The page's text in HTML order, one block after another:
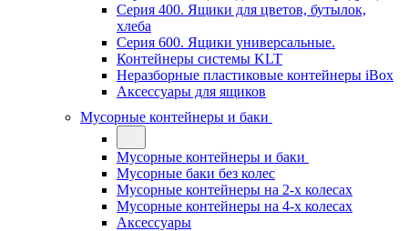
Серия 400. Ящики для цветов, бутылок,
хлеба
Серия 600. Ящики универсальные.
Контейнеры системы KLT
Неразборные пластиковые контейнеры iBox
Аксессуары для ящиков
Мусорные контейнеры и баки
Мусорные контейнеры и баки
Мусорные баки без колес
Мусорные контейнеры на 2-х колесах
Мусорные контейнеры на 4-х колесах
Аксессуары